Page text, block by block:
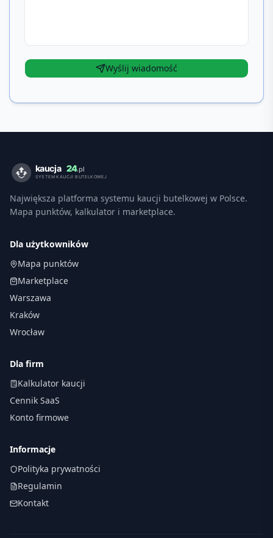
Wyślij wiadomość
Największa platforma systemu kaucji butelkowej w Polsce.
Mapa punktów, kalkulator i marketplace.
Dla użytkowników
Mapa punktów
Marketplace
Warszawa
Kraków
Wrocław
Dla firm
Kalkulator kaucji
Cennik SaaS
Konto firmowe
Informacje
Polityka prywatności
Regulamin
Kontakt